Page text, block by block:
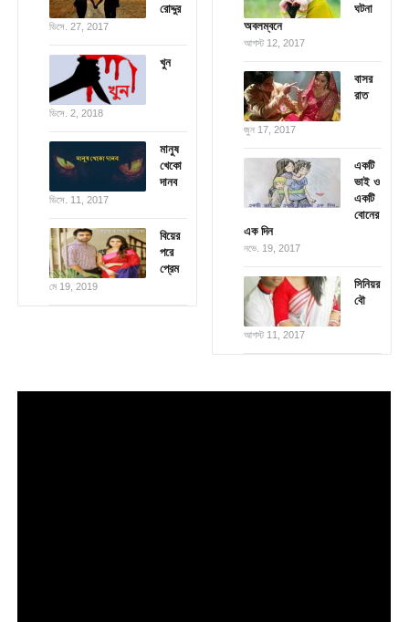
রোদ্দুর
ডিসে. 27, 2017
খুন
ডিসে. 2, 2018
মানুষ
খেকো
দানব
ডিসে. 11, 2017
বিয়ের
পরে
প্রেম
মে 19, 2019
ঘটনা
অবলম্বনে
আগস্ট 12, 2017
বাসর
রাত
জুন 17, 2017
একটি
ভাই ও
একটি
বোনের
এক দিন
নভে. 19, 2017
সিনিয়র
বৌ
আগস্ট 11, 2017